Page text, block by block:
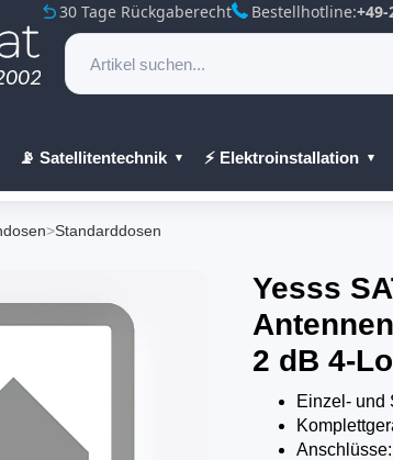
30 Tage Rückgaberecht Bestellhotline:+49-
📡 Satellitentechnik ⚡ Elektroinstallation
>Standarddosen
Yesss
2 dB 4-
Einzel- und